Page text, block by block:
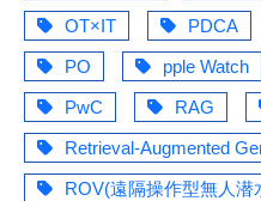
OT×IT
PDCA
PO
pple Watch
PwC
RAG
Retrieval-Augmented
ROV(遠隔操作型無人潜